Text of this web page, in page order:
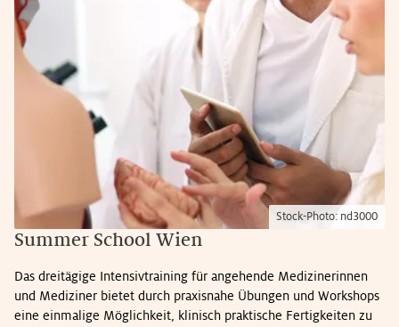
Stock-Photo: nd3000
Summer School Wien
Das dreitägige Intensivtraining für angehende Medizinerinnen
und Mediziner bietet durch praxisnahe Übungen und Workshops
eine einmalige Möglichkeit, klinisch praktische Fertigkeiten zu